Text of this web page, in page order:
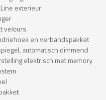
exterieur
velours
en verbandspakket
automatisch dimmend
elektrisch met memory